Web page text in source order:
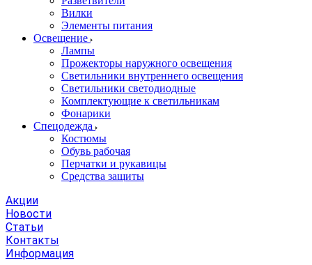
Вилки
Элементы питания
Освещение
Лампы
Прожекторы наружного освещения
Светильники внутреннего освещения
Светильники светодиодные
Комплектующие к светильникам
Фонарики
Спецодежда
Костюмы
Обувь рабочая
Перчатки и рукавицы
Средства защиты
Акции
Новости
Статьи
Контакты
Информация